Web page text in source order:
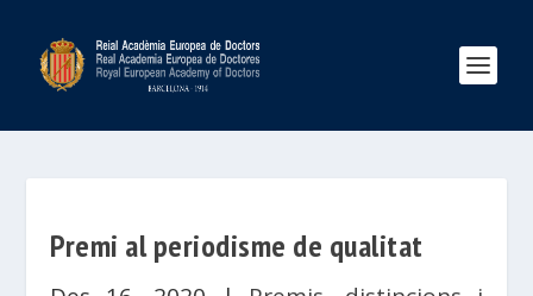
Premi al periodisme de qualitat